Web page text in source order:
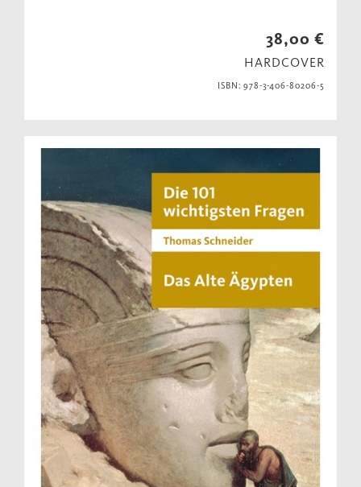
38,00 €
HARDCOVER
ISBN: 978-3-406-80206-5